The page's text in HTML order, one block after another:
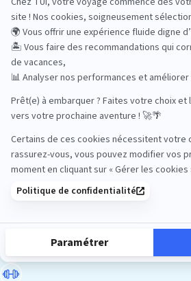
Road Trips
Safari
Sénior